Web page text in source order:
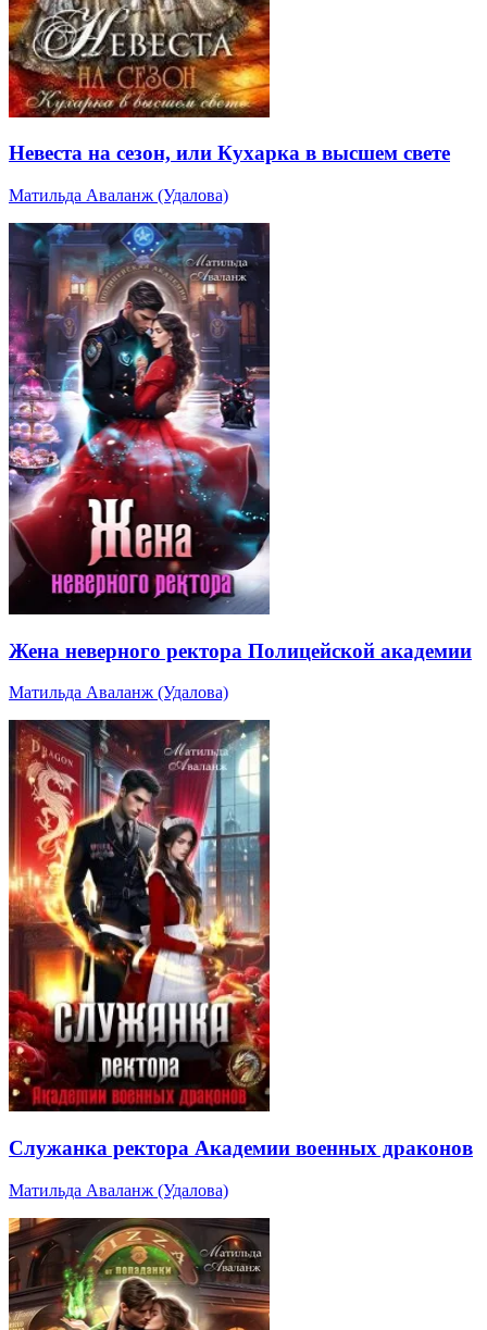
Невеста на сезон, или Кухарка в высшем свете
Матильда Аваланж (Удалова)
Жена неверного ректора Полицейской академии
Матильда Аваланж (Удалова)
Служанка ректора Академии военных драконов
Матильда Аваланж (Удалова)